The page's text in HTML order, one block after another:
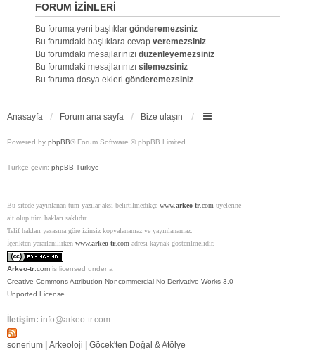
FORUM IZINLERI
Bu foruma yeni başlıklar gönderemezsiniz
Bu forumdaki başlıklara cevap veremezsiniz
Bu forumdaki mesajlarınızı düzenleyemezsiniz
Bu forumdaki mesajlarınızı silemezsiniz
Bu foruma dosya ekleri gönderemezsiniz
Anasayfa Forum ana sayfa Bize ulaşın
Powered by phpBB® Forum Software © phpBB Limited
Türkçe çeviri: phpBB Türkiye
Bu sitede yayınlanan tüm yazılar aksi belirtilmedikçe www.arkeo-tr.com üyelerine
ait olup tüm hakları saklıdır.
Telif hakları yasasına göre izinsiz kopyalanamaz ve yayınlanamaz.
İçerikten yararlanılırken www.arkeo-tr.com adresi kaynak gösterilmelidir.
Arkeo-tr .com is licensed under a
Creative Commons Attribution-Noncommercial-No Derivative Works 3.0
Unported License
İletişim: info@arkeo-tr.com
sonerium Arkeoloji Göcek'ten Doğal & Atölye